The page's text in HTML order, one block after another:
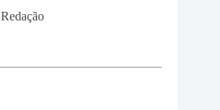
Redação